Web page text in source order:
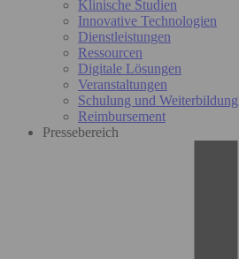
Klinische Studien
Innovative Technologien
Dienstleistungen
Ressourcen
Digitale Lösungen
Veranstaltungen
Schulung und Weiterbildung
Reimbursement
Pressebereich